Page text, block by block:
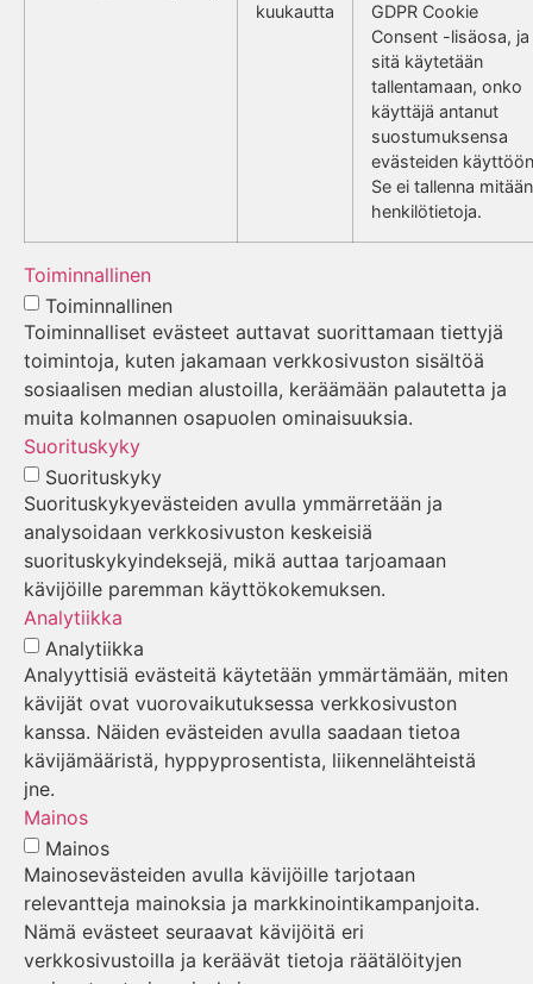
kuukautta
GDPR Cookie
Consent -lisäosa, ja
sitä käytetään
tallentamaan, onko
käyttäjä antanut
suostumuksensa
evästeiden
Se ei tallenna mitään
henkilötietoja.
Toiminnallinen
Toiminnallinen
Toiminnalliset evästeet auttavat suorittamaan tiettyjä
toimintoja, kuten jakamaan verkkosivuston sisältöä
sosiaalisen median alustoilla, keräämään palautetta ja
muita kolmannen osapuolen ominaisuuksia.
Suorituskyky
Suorituskyky
Suorituskykyevästeiden avulla ymmärretään ja
analysoidaan verkkosivuston keskeisiä
suorituskykyindeksejä, mikä auttaa tarjoamaan
kävijöille paremman käyttökokemuksen.
Analytiikka
Analytiikka
Analyyttisiä evästeitä käytetään ymmärtämään, miten
kävijät ovat vuorovaikutuksessa verkkosivuston
kanssa. Näiden evästeiden avulla saadaan tietoa
kävijämääristä, hyppyprosentista, liikennelähteistä
jne.
Mainos
Mainos
Mainosevästeiden avulla kävijöille tarjotaan
relevantteja mainoksia ja markkinointikampanjoita.
Nämä evästeet seuraavat kävijöitä eri
verkkosivustoilla ja keräävät tietoja räätälöityjen